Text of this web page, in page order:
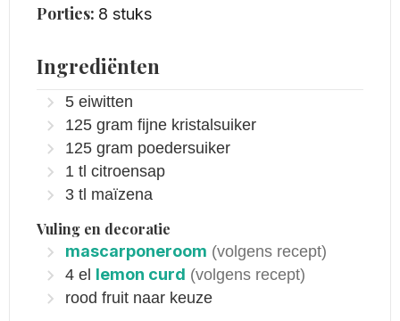
Porties: 8 stuks
Ingrediënten
5 eiwitten
125 gram fijne kristalsuiker
125 gram poedersuiker
1 tl citroensap
3 tl maïzena
Vuling en decoratie
mascarponeroom (volgens recept)
4 el lemon curd (volgens recept)
rood fruit naar keuze